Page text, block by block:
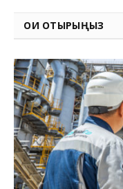
ОҚИ ОТЫРЫҢЫЗ